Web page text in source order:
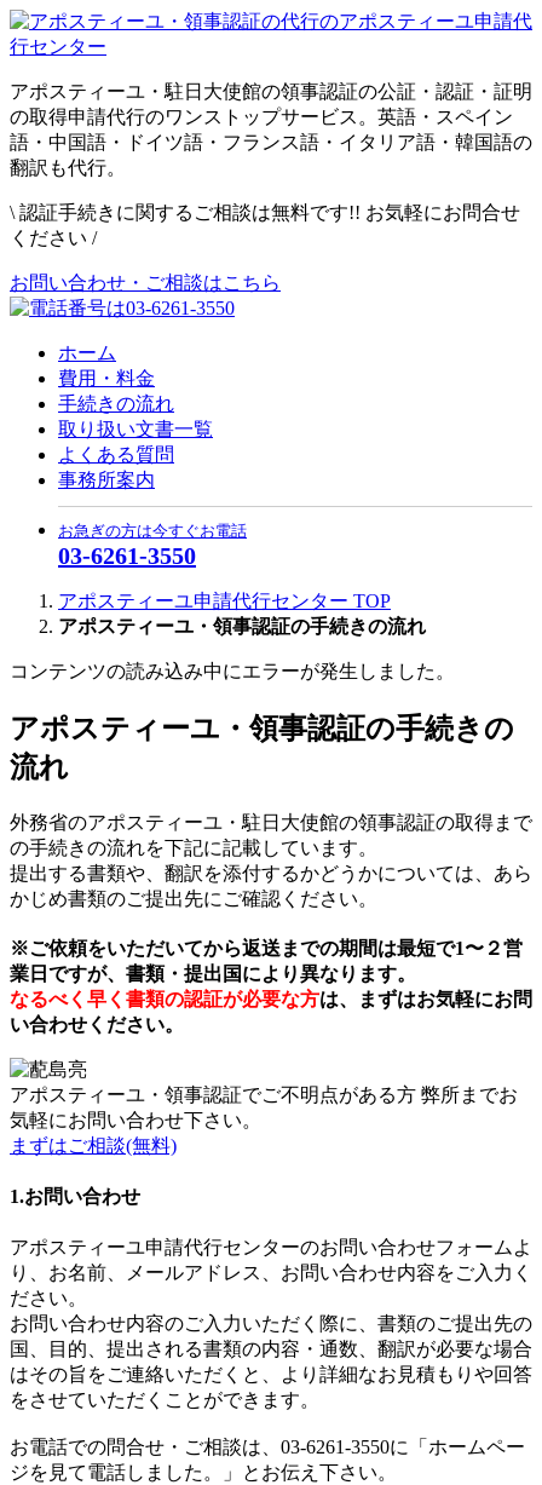
アポスティーユ・駐日大使館の領事認証の公証・認証・証明
の取得申請代行のワンストップサービス。英語・スペイン
語・中国語・ドイツ語・フランス語・イタリア語・韓国語の
翻訳も代行。
\ 認証手続きに関するご相談は無料です!! お気軽にお問合せ
ください /
お問い合わせ・ご相談はこちら
ホーム
費用・料金
手続きの流れ
取り扱い文書一覧
よくある質問
事務所案内
お急ぎの方は今すぐお電話
03-6261-3550
アポスティーユ申請代行センター TOP
アポスティーユ・領事認証の手続きの流れ
コンテンツの読み込み中にエラーが発生しました。
アポスティーユ・領事認証の手続きの
流れ
外務省のアポスティーユ・駐日大使館の領事認証の取得まで
の手続きの流れを下記に記載しています。
提出する書類や、翻訳を添付するかどうかについては、あら
かじめ書類のご提出先にご確認ください。
※ご依頼をいただいてから返送までの期間は最短で1〜２営
業日ですが、書類・提出国により異なります。
なるべく早く書類の認証が必要な方は、まずはお気軽にお問
い合わせください。
アポスティーユ・領事認証でご不明点がある方 弊所までお
気軽にお問い合わせ下さい。
まずはご相談(無料)
1.お問い合わせ
アポスティーユ申請代行センターのお問い合わせフォームよ
り、お名前、メールアドレス、お問い合わせ内容をご入力く
ださい。
お問い合わせ内容のご入力いただく際に、書類のご提出先の
国、目的、提出される書類の内容・通数、翻訳が必要な場合
はその旨をご連絡いただくと、より詳細なお見積もりや回答
をさせていただくことができます。
お電話での問合せ・ご相談は、03-6261-3550に「ホームペー
ジを見て電話しました。」とお伝え下さい。